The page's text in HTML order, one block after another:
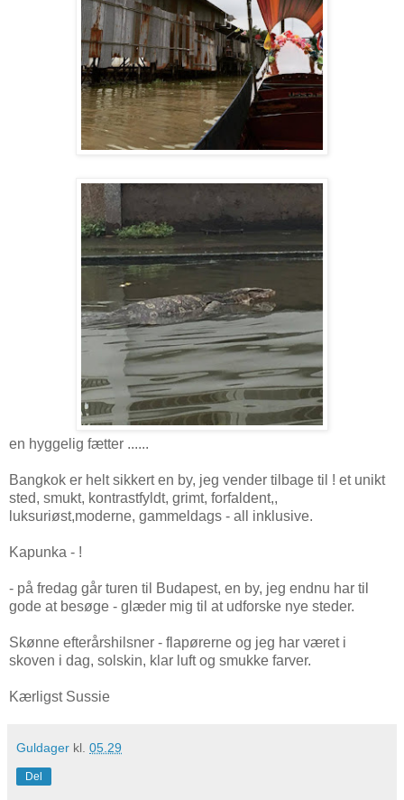
en hyggelig fætter ......
Bangkok er helt sikkert en by, jeg vender tilbage til ! et unikt
sted, smukt, kontrastfyldt, grimt, forfaldent,,
luksuriøst,moderne, gammeldags - all inklusive.
Kapunka - !
- på fredag går turen til Budapest, en by, jeg endnu har til
gode at besøge - glæder mig til at udforske nye steder.
Skønne efterårshilsner - flapørerne og jeg har været i
skoven i dag, solskin, klar luft og smukke farver.
Kærligst Sussie
Guldager kl. 05.29
Del